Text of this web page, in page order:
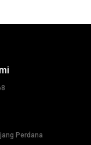
Perdana